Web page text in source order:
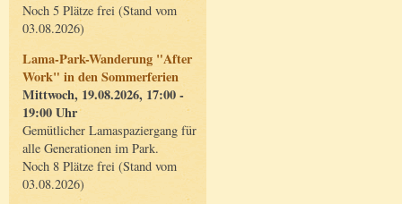
Noch 5 Plätze frei (Stand vom
03.08.2026)
Lama-Park-Wanderung "After
Work" in den Sommerferien
Mittwoch, 19.08.2026, 17:00 -
19:00 Uhr
Gemütlicher Lamaspaziergang für
alle Generationen im Park.
Noch 8 Plätze frei (Stand vom
03.08.2026)